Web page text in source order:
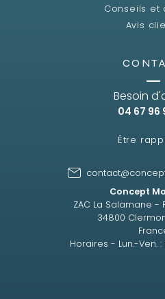
Conseils et
Avis
Besoin
04 67 96
Être
Concept
ZAC La Salamane -
34800
Horaires - Lun.-Ven. :